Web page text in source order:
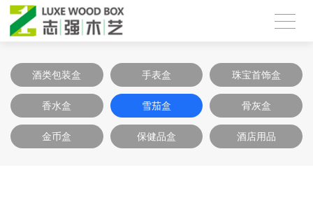
酒类包装盒 手表盒 珠宝首饰盒
香水盒 雪茄盒 骨灰盒
金币盒 保健品盒 酒店用品